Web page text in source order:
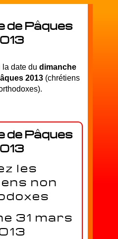
de Pâques
la date dudimanche
2013 (chrétiens
de Pâques
les
non
31 mars